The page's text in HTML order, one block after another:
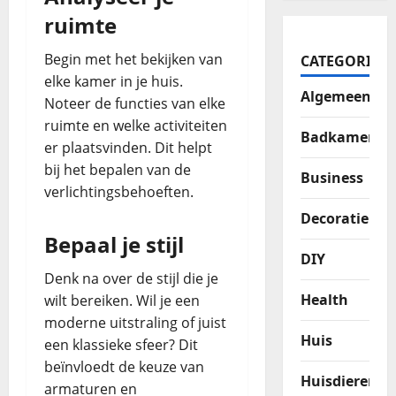
ruimte
Begin met het bekijken van
elke kamer in je huis.
Noteer de functies van elke
ruimte en welke activiteiten
er plaatsvinden. Dit helpt
bij het bepalen van de
verlichtingsbehoeften.
Bepaal je stijl
Denk na over de stijl die je
wilt bereiken. Wil je een
moderne uitstraling of juist
een klassieke sfeer? Dit
beïnvloedt de keuze van
armaturen en
CATEGORIES
Algemeen
Badkamer
Business
Decoratie
DIY
Health
Huis
Huisdieren